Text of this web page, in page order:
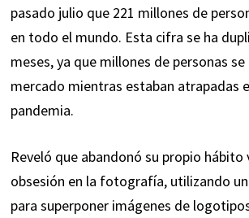
pasado julio que 221 millones de
en todo el mundo. Esta cifra se ha
meses, ya que millones de personas
mercado mientras estaban atrapadas
pandemia.
Reveló que abandonó su propio hábito
obsesión en la fotografía, utilizando
para superponer imágenes de